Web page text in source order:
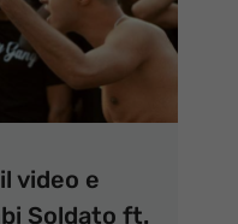
video e
Soldato ft.